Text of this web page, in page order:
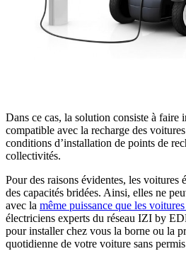
Dans ce cas, la solution consiste à faire
compatible avec la recharge des
conditions d’installation de points de
collectivités.
Pour des raisons évidentes, les voitures
des capacités bridées. Ainsi, elles ne
avec la même puissance que les
électriciens experts du réseau IZI by
pour installer chez vous la borne ou la
quotidienne de votre voiture sans